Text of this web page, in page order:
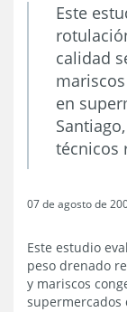
Este
calidad
en
técnicos
07 de agosto de
Este estudio
peso drenado
y mariscos
supermercados